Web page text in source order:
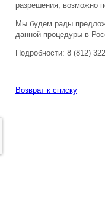
разрешения, возможно
Мы будем рады
данной процедуры в
Подробности: 8 (812)
Возврат к списку